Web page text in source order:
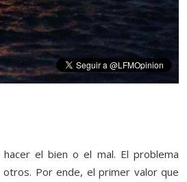
el bien o el mal. El problema
Por ende, el primer valor que